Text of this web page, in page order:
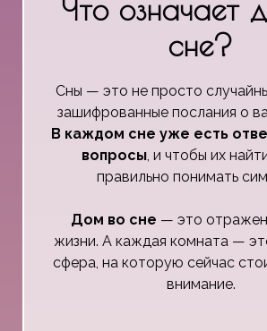
Что означает
сне?
Сны — это не просто
зашифрованные послания о
В каждом сне уже есть
вопросы, и чтобы их
правильно понимать
Дом во сне — это
жизни. А каждая комната —
сфера, на которую сейчас
внимание.